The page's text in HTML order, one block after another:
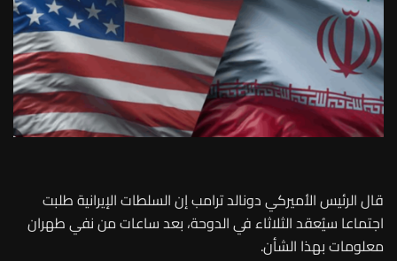
قال الرئيس الأميركي دونالد ترامب إن السلطات الإيرانية طلبت
اجتماعا سيُعقد الثلاثاء في الدوحة، بعد ساعات من نفي طهران
معلومات بهذا الشأن.